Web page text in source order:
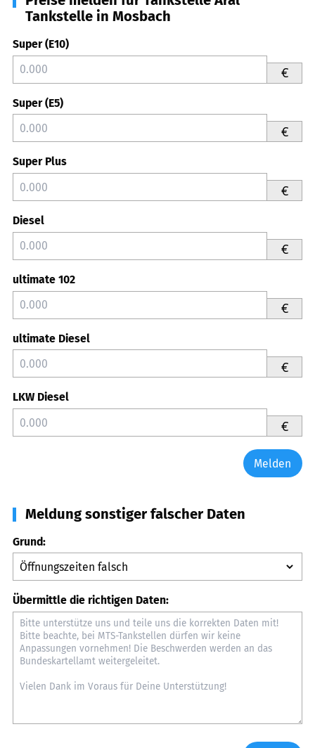
Tankstelle in Mosbach
Super (E10)
€
Super (E5)
€
Super Plus
€
Diesel
€
ultimate 102
€
ultimate Diesel
€
LKW Diesel
€
Melden
Meldung sonstiger falscher Daten
Grund:
Übermittle die richtigen Daten: